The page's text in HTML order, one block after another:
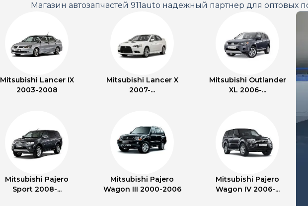
Магазин автозапчастей 911auto надежный партнер для оптовых
Mitsubishi Lancer IX
2003-2008
Mitsubishi Lancer X
2007-...
Mitsubishi Outlander
XL 2006-...
Mitsubishi Pajero
Sport 2008-...
Mitsubishi Pajero
Wagon III 2000-2006
Mitsubishi Pajero
Wagon IV 2006-...